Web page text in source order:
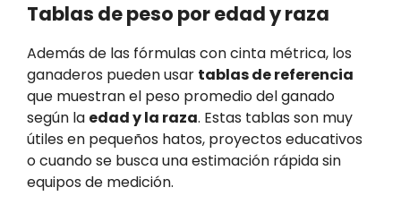
Tablas de peso por edad y raza
Además de las fórmulas con cinta métrica, los
ganaderos pueden usar tablas de referencia
que muestran el peso promedio del ganado
según la edad y la raza. Estas tablas son muy
útiles en pequeños hatos, proyectos educativos
o cuando se busca una estimación rápida sin
equipos de medición.